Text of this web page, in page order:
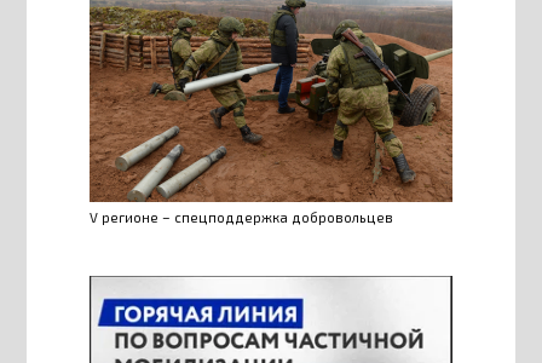
V регионе – спецподдержка добровольцев